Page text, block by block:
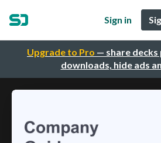
Upgrade to Pro — share
downloads, hide ads
Sign in